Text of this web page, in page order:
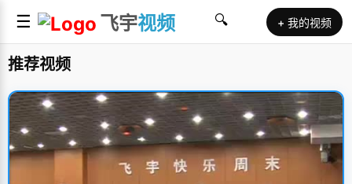
☰ 飞宇视频 🔍 + 我的视频
推荐视频